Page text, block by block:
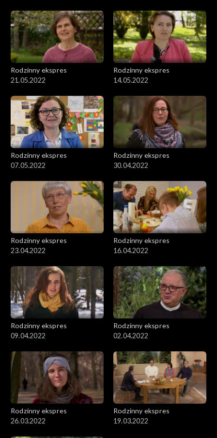
Rodzinny ekspres
21.05.2022
Rodzinny ekspres
14.05.2022
Rodzinny ekspres
07.05.2022
Rodzinny ekspres
30.04.2022
Rodzinny ekspres
23.04.2022
Rodzinny ekspres
16.04.2022
Rodzinny ekspres
09.04.2022
Rodzinny ekspres
02.04.2022
Rodzinny ekspres
26.03.2022
Rodzinny ekspres
19.03.2022